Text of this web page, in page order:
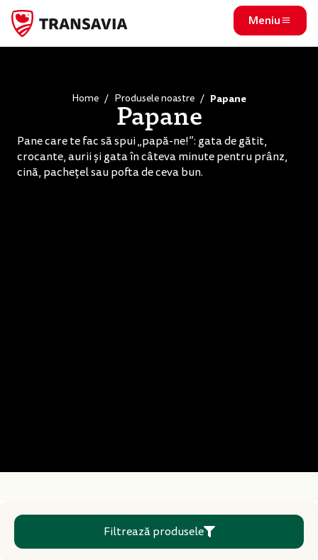
Meniu
Home Produsele noastre Papane
Papane
Pane care te fac să spui „papă-ne!”: gata de gătit,
crocante, aurii și gata în câteva minute pentru prânz,
cină, pachețel sau pofta de ceva bun.
Filtrează produsele